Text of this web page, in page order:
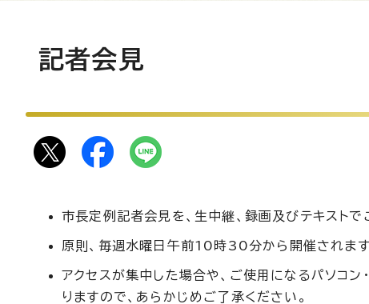
記者会見
市長定例記者会見を、生中継、録画及びテキストで
原則、毎週水曜日午前10時30分から開催されます
アクセスが集中した場合や、ご使用になるパソコ
りますので、あらかじめご了承ください。